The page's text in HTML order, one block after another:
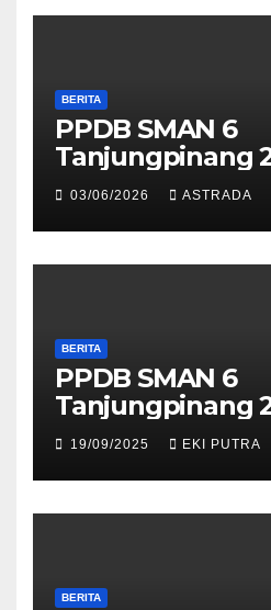
BERITA
PPDB SMAN 6
Tanjungpinang
03/06/2026 ASTRADA
BERITA
PPDB SMAN 6
Tanjungpinang
19/09/2025 EKI PUTRA
BERITA